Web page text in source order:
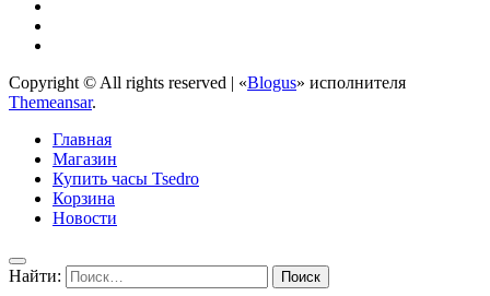
Copyright © All rights reserved | «Blogus» исполнителя
Themeansar.
Главная
Магазин
Купить часы Tsedro
Корзина
Новости
Найти: